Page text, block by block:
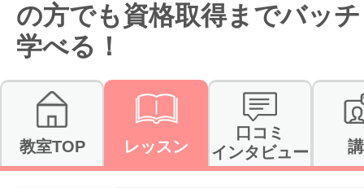
駅・路線か
通信講座を
体験レッス
の方でも資格取得までバッ
学べる！
教室TOP レッスン
口コミ
インタビュー